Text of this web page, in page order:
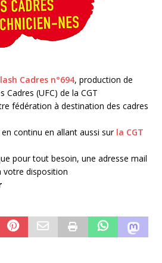
Cadres n°694, production de
Cadres (UFC) de la CGT
fédération à destination des cadres
continu en allant aussi surla CGT
pour tout besoin, une adresse mail
votre disposition